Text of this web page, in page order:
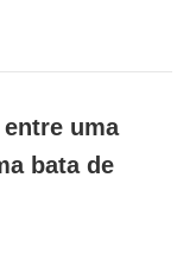
uma
bata de